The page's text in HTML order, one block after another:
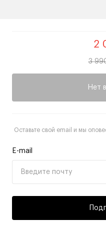
2
3
Нет
Оставьте свой email и мы
E-mail